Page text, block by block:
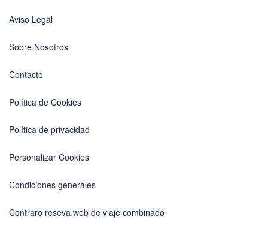
Aviso Legal
Sobre Nosotros
Contacto
Política de Cookies
Política de privacidad
Personalizar Cookies
Condiciones generales
Contraro reseva web de viaje combinado